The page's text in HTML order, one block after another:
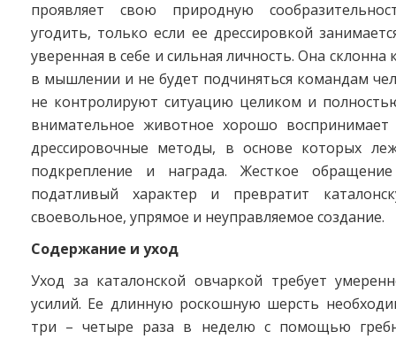
проявляет свою природную
угодить, только если ее дрессировкой
уверенная в себе и сильная личность. Она склонна
в мышлении и не будет подчиняться командам
не контролируют ситуацию целиком и
внимательное животное хорошо воспринимает
дрессировочные методы, в основе которых
подкрепление и награда. Жесткое
податливый характер и превратит
своевольное, упрямое и неуправляемое создание.
Содержание и уход
Уход за каталонской овчаркой требует
усилий. Ее длинную роскошную шерсть
три – четыре раза в неделю с помощью